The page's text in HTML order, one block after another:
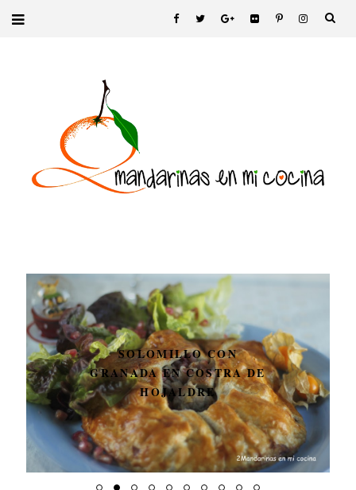
SOLOMILLO CON
GRANADA EN COSTRA DE
HOJALDRE